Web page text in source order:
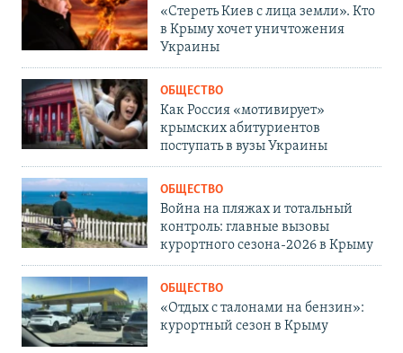
«Стереть Киев с лица земли». Кто
в Крыму хочет уничтожения
Украины
ОБЩЕСТВО
Как Россия «мотивирует»
крымских абитуриентов
поступать в вузы Украины
ОБЩЕСТВО
Война на пляжах и тотальный
контроль: главные вызовы
курортного сезона-2026 в Крыму
ОБЩЕСТВО
«Отдых с талонами на бензин»:
курортный сезон в Крыму